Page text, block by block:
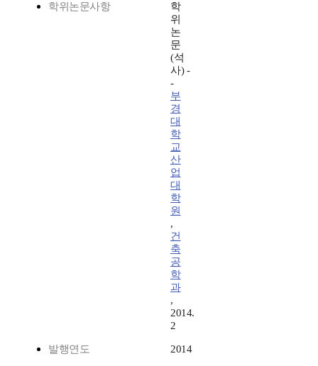
학위논문사항
학
위
논
문
(석
사) -
-
부
경
대
학
교
산
업
대
학
원
,
건
축
공
학
과
,
2014.
2
발행연도 2014